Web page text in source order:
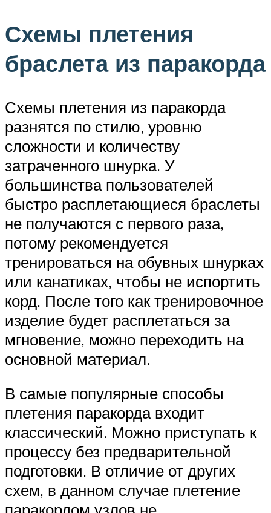
Схемы плетения
браслета из паракорда
Схемы плетения из паракорда
разнятся по стилю, уровню
сложности и количеству
затраченного шнурка. У
большинства пользователей
быстро расплетающиеся браслеты
не получаются с первого раза,
потому рекомендуется
тренироваться на обувных шнурках
или канатиках, чтобы не испортить
корд. После того как тренировочное
изделие будет расплетаться за
мгновение, можно переходить на
основной материал.
В самые популярные способы
плетения паракорда входит
классический. Можно приступать к
процессу без предварительной
подготовки. В отличие от других
схем, в данном случае плетение